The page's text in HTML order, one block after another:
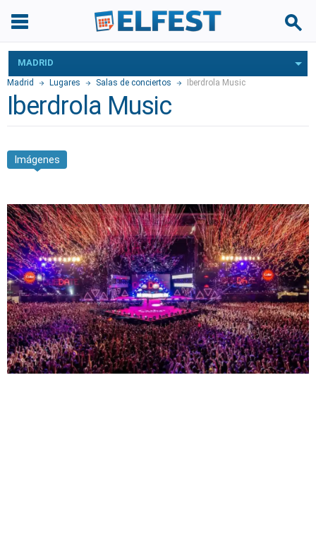
MADRID
Madrid Lugares Salas de conciertos Iberdrola Music
Iberdrola Music
Imágenes